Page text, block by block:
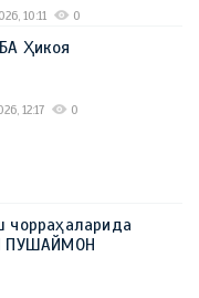
10:11 0
Ҳикоя
12:17 0
чорраҳаларида
ПУШАЙМОН